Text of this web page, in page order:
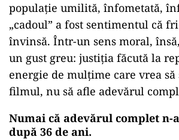
populație umilită, înfometată,
„cadoul” a fost sentimentul că
învinsă. Într-un sens moral,
un gust greu: justiția făcută la
energie de mulțime care vrea
filmul, nu să afle adevărul
Numai că adevărul complet n-
după 36 de ani.